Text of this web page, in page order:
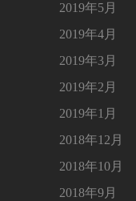
2019年5月
2019年4月
2019年3月
2019年2月
2019年1月
2018年12月
2018年10月
2018年9月